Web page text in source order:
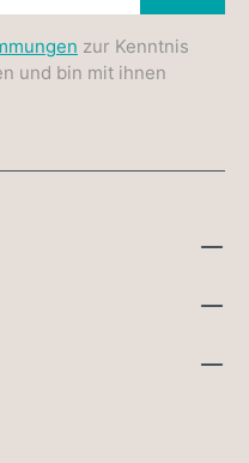
zur Kenntnis
und bin mit ihnen